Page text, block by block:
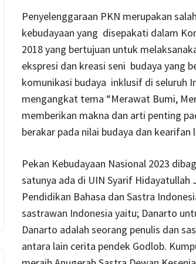
Penyelenggaraan PKN merupakan
kebudayaan yang disepakati dalam
2018 yang bertujuan untuk
ekspresi dan kreasi seni budaya yang
komunikasi budaya inklusif di seluruh
mengangkat tema “Merawat Bumi,
memberikan makna dan arti penting
berakar pada nilai budaya dan kearifan
Pekan Kebudayaan Nasional 2023
satunya ada di UIN Syarif
Pendidikan Bahasa dan Sastra
sastrawan Indonesia yaitu; Danarto
Danarto adalah seorang penulis dan
antara lain cerita pendek Godlob.